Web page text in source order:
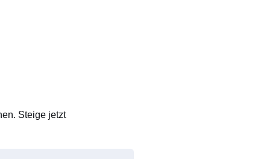
Steige jetzt